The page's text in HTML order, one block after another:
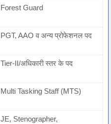
Forest Guard
PGT, AAO व अन्य प्रोफेशनल पद
Tier-II/अधिकारी स्तर के पद
Multi Tasking Staff (MTS)
JE, Stenographer,